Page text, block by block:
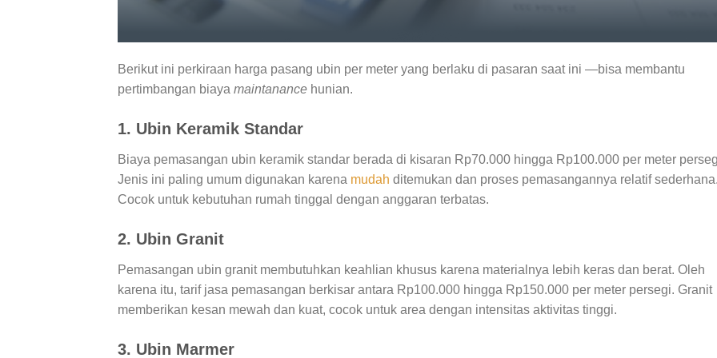
Berikut ini perkiraan harga pasang ubin per meter yang berlaku di pasaran saat ini —bisa membantu
pertimbangan biaya maintanance hunian.
1. Ubin Keramik Standar
Biaya pemasangan ubin keramik standar berada di kisaran Rp70.000 hingga Rp100.000 per meter
Jenis ini paling umum digunakan karena mudah ditemukan dan proses pemasangannya relatif
Cocok untuk kebutuhan rumah tinggal dengan anggaran terbatas.
2. Ubin Granit
Pemasangan ubin granit membutuhkan keahlian khusus karena materialnya lebih keras dan berat. Oleh
karena itu, tarif jasa pemasangan berkisar antara Rp100.000 hingga Rp150.000 per meter persegi. Granit
memberikan kesan mewah dan kuat, cocok untuk area dengan intensitas aktivitas tinggi.
3. Ubin Marmer